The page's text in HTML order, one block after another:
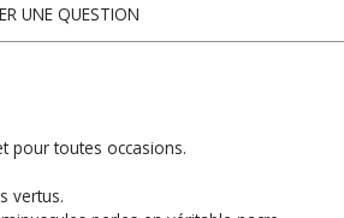
UNE QUESTION
pour toutes occasions.
vertus.